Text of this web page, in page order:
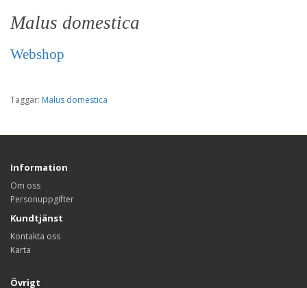
Malus domestica
Webshop
Taggar: Malus domestica
Information
Om oss
Personuppgifter
Kundtjänst
Kontakta oss
Karta
Övrigt